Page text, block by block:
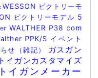
ビクトリーモ
ビクトリーモデル 5
WALTHER P38 com
PPK/S イベント
せ（雑記） ガスガン
トイガンカスタマイズ
トイガンメーカー